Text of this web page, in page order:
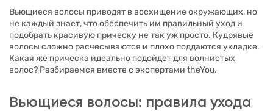
Вьющиеся волосы приводят в восхищение окружающих, но
не каждый знает, что обеспечить им правильный уход и
подобрать красивую прическу не так уж просто. Кудрявые
волосы сложно расчесываются и плохо поддаются укладке.
Какая же прическа идеально подойдет для волнистых
волос? Разбираемся вместе с экспертами theYou.
Вьющиеся волосы: правила ухода